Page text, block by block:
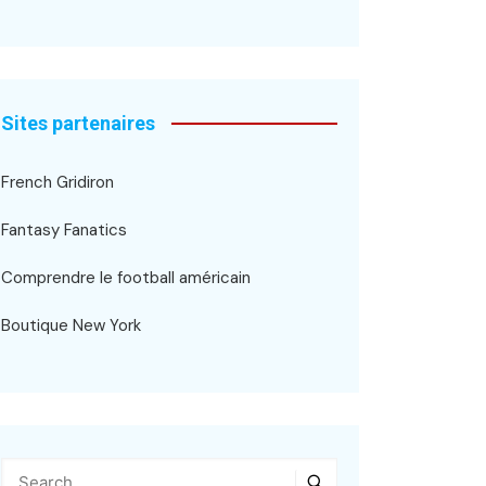
Sites partenaires
French Gridiron
Fantasy Fanatics
Comprendre le football américain
Boutique New York